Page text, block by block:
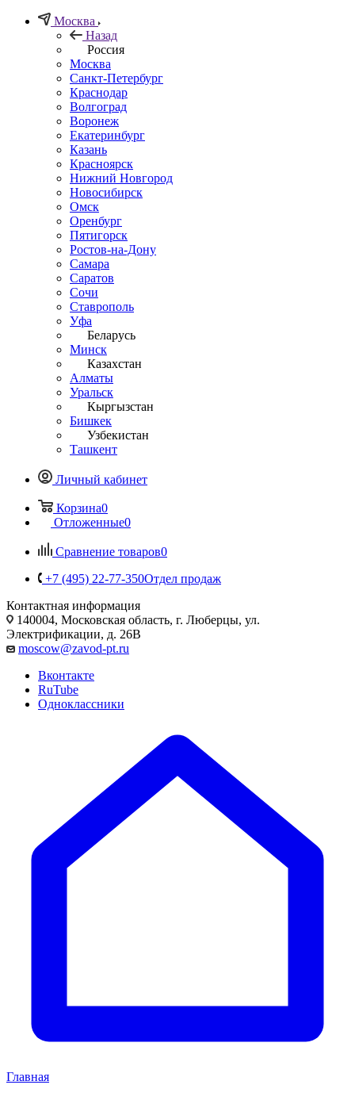
Москва
Назад
Россия
Москва
Санкт-Петербург
Краснодар
Волгоград
Воронеж
Екатеринбург
Казань
Красноярск
Нижний Новгород
Новосибирск
Омск
Оренбург
Пятигорск
Ростов-на-Дону
Самара
Саратов
Сочи
Ставрополь
Уфа
Беларусь
Минск
Казахстан
Алматы
Уральск
Кыргызстан
Бишкек
Узбекистан
Ташкент
Личный кабинет
Корзина0
Отложенные0
Сравнение товаров0
+7 (495) 22-77-350Отдел продаж
Контактная информация
140004, Московская область, г. Люберцы, ул.
Электрификации, д. 26В
moscow@zavod-pt.ru
Вконтакте
RuTube
Одноклассники
Главная